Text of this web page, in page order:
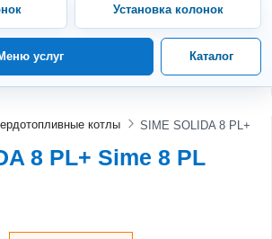
Установка колонок
услуг Каталог
котлы SIME SOLIDA 8 PL+
8 PL+ Sime 8 PL